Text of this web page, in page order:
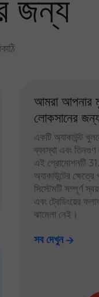
জন্য
আমরা আপনার
লোকসানের
একটি অ্যাকাউন্ট
ব্যবস্থা এবং তিনগুণ
এই প্রোমোশনটি
অ্যাকাউন্টের
সিস্টেমটি সম্পূর্ণ
এবং ট্রেডিংয়ের
ঝামেলা নেই।
সব দেখুন